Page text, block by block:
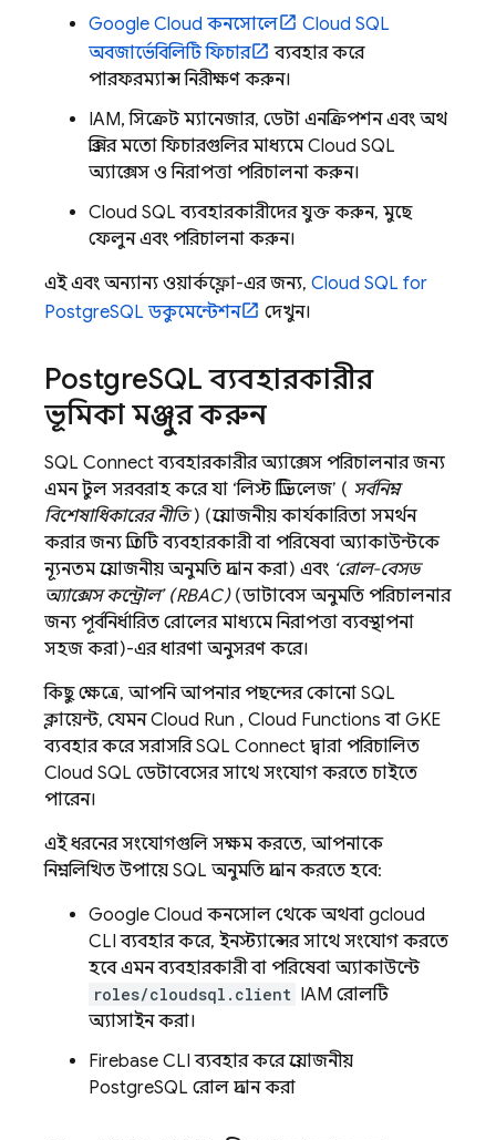
Google Cloud কনসোলে
Cloud SQL
অবজার্ভেবিলিটি ফিচার
ব্যবহার করে
পারফরম্যান্স নিরীক্ষণ করুন।
IAM, সিক্রেট ম্যানেজার, ডেটা এনক্রিপশন এবং অথ
প্রক্সির মতো ফিচারগুলির মাধ্যমে Cloud SQL
অ্যাক্সেস ও নিরাপত্তা পরিচালনা করুন।
Cloud SQL ব্যবহারকারীদের যুক্ত করুন, মুছে
ফেলুন এবং পরিচালনা করুন।
এই এবং অন্যান্য ওয়ার্কফ্লো-এর জন্য, Cloud SQL for
PostgreSQL ডকুমেন্টেশন
দেখুন।
PostgreSQL ব্যবহারকারীর
ভূমিকা মঞ্জুর করুন
SQL Connectব্যবহারকারীর অ্যাক্সেস পরিচালনার জন্য
এমন টুল সরবরাহ করে যা ‘লিস্ট প্রিভিলেজ’ ( সর্বনিম্ন
বিশেষাধিকারের নীতি) (প্রয়োজনীয় কার্যকারিতা সমর্থন
করার জন্য প্রতিটি ব্যবহারকারী বা পরিষেবা অ্যাকাউন্টকে
ন্যূনতম প্রয়োজনীয় অনুমতি প্রদান করা) এবং ‘রোল-বেসড
অ্যাক্সেস কন্ট্রোল’ (RBAC)(ডাটাবেস অনুমতি পরিচালনার
জন্য পূর্বনির্ধারিত রোলের মাধ্যমে নিরাপত্তা ব্যবস্থাপনা
সহজ করা)-এর ধারণা অনুসরণ করে।
কিছু ক্ষেত্রে, আপনি আপনার পছন্দের কোনো SQL
ক্লায়েন্ট, যেমনCloud Run , Cloud Functions বা GKE
ব্যবহার করে সরাসরিSQL Connect দ্বারা পরিচালিত
Cloud SQL ডেটাবেসের সাথে সংযোগ করতে চাইতে
পারেন।
এই ধরনের সংযোগগুলি সক্ষম করতে, আপনাকে
নিম্নলিখিত উপায়ে SQL অনুমতি প্রদান করতে হবে:
Google Cloud কনসোল থেকে অথবা gcloud
CLI ব্যবহার করে, ইনস্ট্যান্সের সাথে সংযোগ করতে
হবে এমন ব্যবহারকারী বা পরিষেবা অ্যাকাউন্টে
roles/cloudsql.client IAM রোলটি
অ্যাসাইন করা।
Firebase CLI ব্যবহার করে প্রয়োজনীয়
PostgreSQL রোল প্রদান করা